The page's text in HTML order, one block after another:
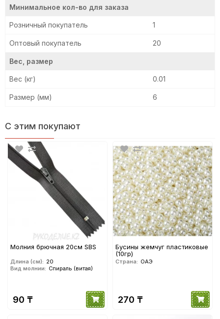
Минимальное кол-во для заказа
Розничный покупатель 1
Оптовый покупатель 20
Вес, размер
Вес (кг) 0.01
Размер (мм) 6
С этим покупают
Молния брючная 20см SBS
Длина (см): 20
Вид молнии: Спираль (витая)
90 ₸
Бусины жемчуг пластиковые
(10гр)
Страна: ОАЭ
270 ₸